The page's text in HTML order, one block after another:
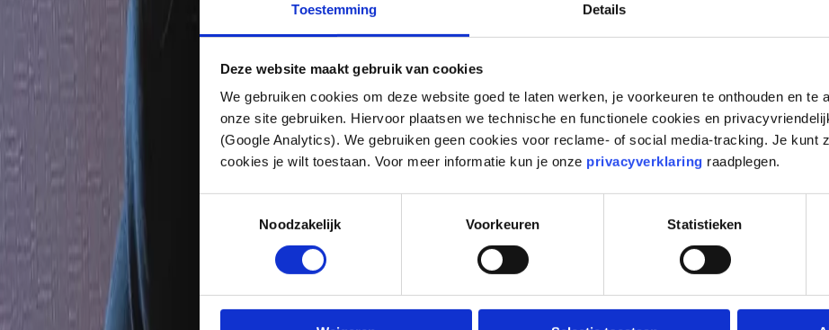
Toestemming Details
Deze website maakt gebruik van cookies
We gebruiken cookies om deze website goed te laten werken, je voorkeuren te onthouden en te
onze site gebruiken. Hiervoor plaatsen we technische en functionele cookies en
(Google Analytics). We gebruiken geen cookies voor reclame- of social media-tracking. Je kunt
cookies je wilt toestaan. Voor meer informatie kun je onze privacyverklaring raadplegen.
Noodzakelijk
Voorkeuren Statistieken
Projecten
Services
Bij Blikvangers bouwen we samen met onze klanten aan hun merk. Van product tot presentatie, van communicatie tot campagne. Het merk als
Conceptontwikkeling Verpakkingsontwerp Merkontwikkeling 04
Waarom merken ons kiezen